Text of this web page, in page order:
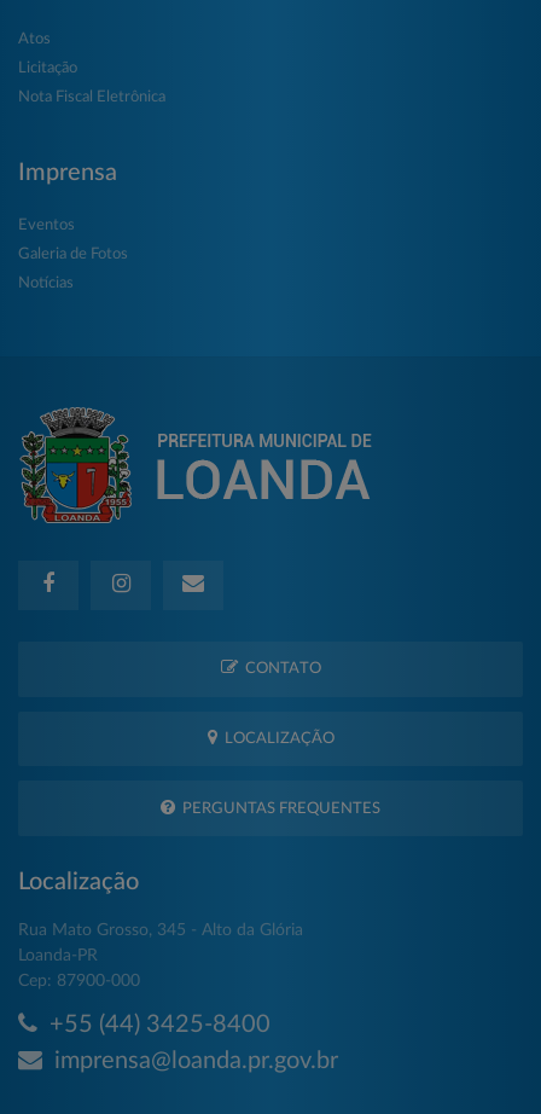
Atos
Licitação
Nota Fiscal Eletrônica
Imprensa
Eventos
Galeria de Fotos
Notícias
CONTATO
LOCALIZAÇÃO
PERGUNTAS FREQUENTES
Localização
Rua Mato Grosso, 345 - Alto da Glória
Loanda-PR
Cep: 87900-000
+55 (44) 3425-8400
imprensa@loanda.pr.gov.br